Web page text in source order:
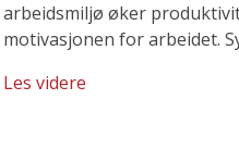
arbeidsmiljø øker
motivasjonen for arbeidet.
Les videre